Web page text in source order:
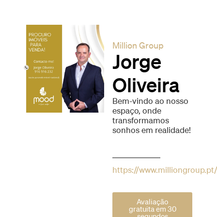
Million Group
Jorge
Oliveira
Bem-vindo ao nosso
espaço, onde
transformamos
sonhos em realidade!
https://
Avaliação
gratuita em 30